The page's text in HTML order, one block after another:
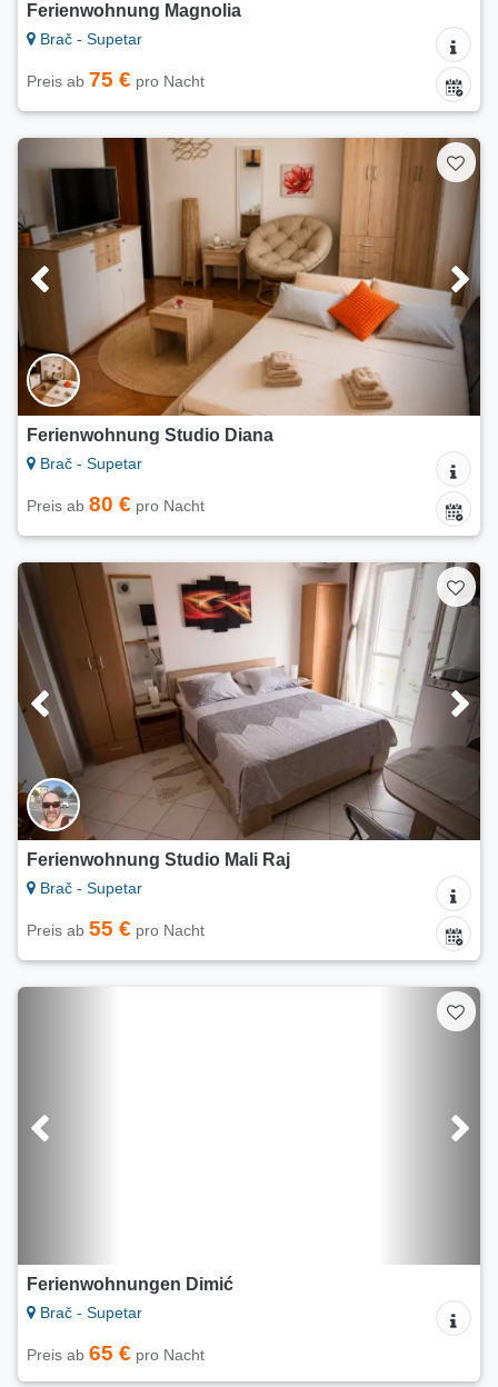
Ferienwohnung Magnolia
Brač - Supetar
Preis ab 75 € pro Nacht
Ferienwohnung Studio Diana
Brač - Supetar
Preis ab 80 € pro Nacht
Ferienwohnung Studio Mali Raj
Brač - Supetar
Preis ab 55 € pro Nacht
Ferienwohnungen Dimić
Brač - Supetar
Preis ab 65 € pro Nacht